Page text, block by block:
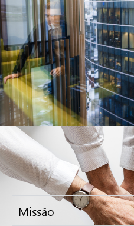
Missão